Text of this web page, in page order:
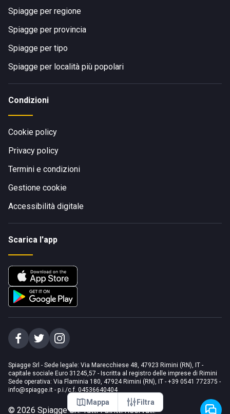
Mappa Filtra
Spiagge per regione
Spiagge per provincia
Spiagge per tipo
Spiagge per località più popolari
Condizioni
Cookie policy
Privacy policy
Termini e condizioni
Gestione cookie
Accessibilità digitale
Scarica l'app
Spiagge Srl - Sede legale: Via Marecchiese 48, 47923 Rimini (RN), IT -
capitale sociale Euro 31245,57 - Iscritta al registro delle imprese di Rimini
Sede operativa: Via Flaminia 180, 47924 Rimini (RN), IT - +39 0541 772375 -
info@spiagge.it - p.i./c.f. 04536640404
© 2026 Spiagge Srl. Tutti i diritti riservati.